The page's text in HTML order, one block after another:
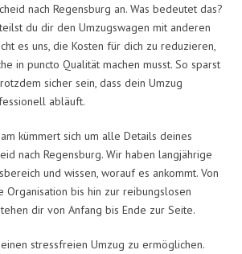
nach Regensburg an. Was bedeutet das?
du dir den Umzugswagen mit anderen
es uns, die Kosten für dich zu reduzieren,
in puncto Qualität machen musst. So sparst
sicher sein, dass dein Umzug
abläuft.
kümmert sich um alle Details deines
nach Regensburg. Wir haben langjährige
und wissen, worauf es ankommt. Von
Organisation bis hin zur reibungslosen
dir von Anfang bis Ende zur Seite.
stressfreien Umzug zu ermöglichen.